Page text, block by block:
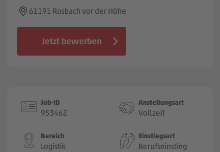
61191 Rosbach vor der Höhe
Jetzt bewerben
Job-ID
953462
Anstellungsart
Vollzeit
Bereich
Logistik
Einstiegsart
Berufseinstieg